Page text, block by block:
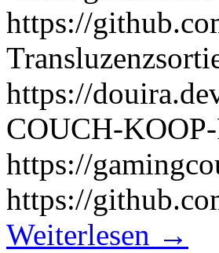
https://
https://
COUCH-
https://
https://
Weiterlesen →